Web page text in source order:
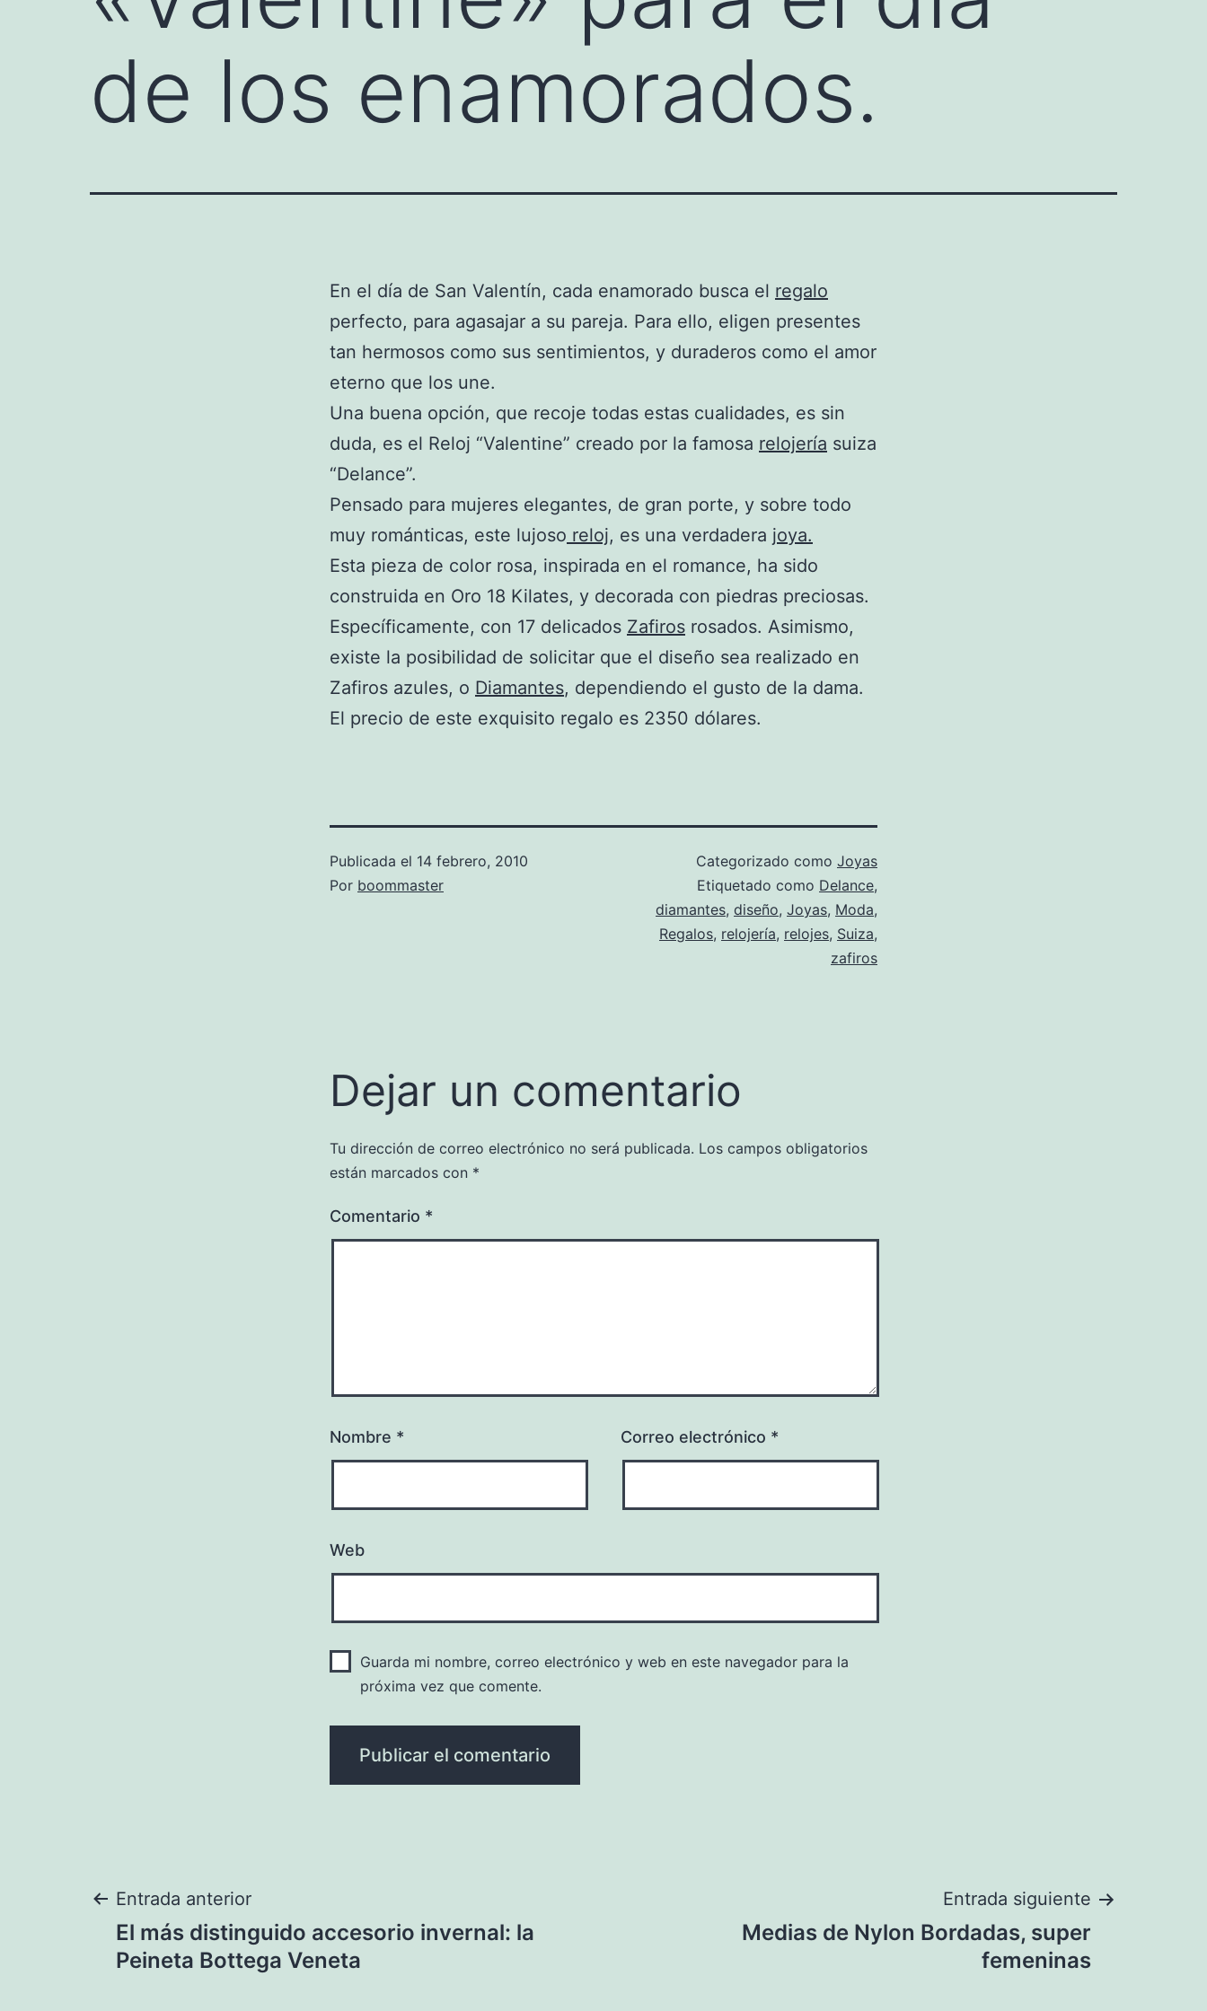
de los enamorados.
En el día de San Valentín, cada enamorado busca el regalo
perfecto, para agasajar a su pareja. Para ello, eligen presentes
tan hermosos como sus sentimientos, y duraderos como el amor
eterno que los une.
Una buena opción, que recoje todas estas cualidades, es sin
duda, es el Reloj “Valentine” creado por la famosa relojería suiza
“Delance”.
Pensado para mujeres elegantes, de gran porte, y sobre todo
muy románticas, este lujoso reloj, es una verdadera joya.
Esta pieza de color rosa, inspirada en el romance, ha sido
construida en Oro 18 Kilates, y decorada con piedras preciosas.
Específicamente, con 17 delicados Zafiros rosados. Asimismo,
existe la posibilidad de solicitar que el diseño sea realizado en
Zafiros azules, o Diamantes, dependiendo el gusto de la dama.
El precio de este exquisito regalo es 2350 dólares.
Publicada el 14 febrero, 2010
Por boommaster
Categorizado como Joyas
Etiquetado como Delance,
diamantes, diseño, Joyas, Moda,
Regalos, relojería, relojes, Suiza,
zafiros
Dejar un comentario
Tu dirección de correo electrónico no será publicada. Los campos obligatorios
están marcados con *
Comentario *
Nombre * Correo electrónico *
Web
Guarda mi nombre, correo electrónico y web en este navegador para la
próxima vez que comente.
Navegación
de
Entrada anterior
El más distinguido accesorio invernal: la
Peineta Bottega Veneta
Entrada siguiente
Medias de Nylon Bordadas, super
femeninas